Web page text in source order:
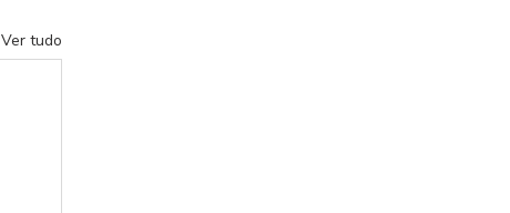
Ver tudo